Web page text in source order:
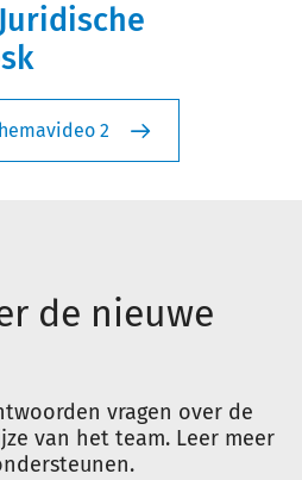
2
de nieuwe
vragen over de
van het team. Leer meer